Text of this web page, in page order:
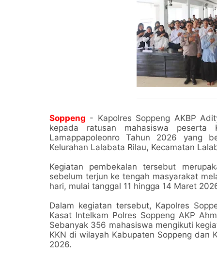
Soppeng - Kapolres Soppeng AKBP
kepada ratusan mahasiswa peserta
Lamappapoleonro Tahun 2026 yang
Kelurahan Lalabata Rilau, Kecamatan
Kegiatan pembekalan tersebut
sebelum terjun ke tengah masyarakat
hari, mulai tanggal 11 hingga 14 Maret
Dalam kegiatan tersebut, Kapolres
Kasat Intelkam Polres Soppeng AKP
Sebanyak 356 mahasiswa mengikuti
KKN di wilayah Kabupaten Soppeng dan
2026.